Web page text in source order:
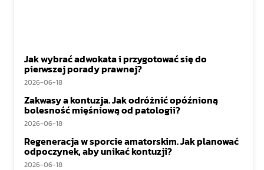
Jak wybrać adwokata i przygotować się do
pierwszej porady prawnej?
2026-06-18
Zakwasy a kontuzja. Jak odróżnić opóźnioną
bolesność mięśniową od patologii?
2026-06-18
Regeneracja w sporcie amatorskim. Jak planować
odpoczynek, aby unikać kontuzji?
2026-06-18